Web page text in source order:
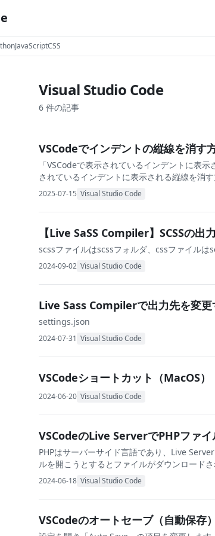
JavaScriptCSS
Visual Studio Code
6 件の記事
VSCodeでインデントの縦線を消す
「VSCodeで表示されているインデントに表
されているインデントに表示される縦線を消
2025-07-15 Visual Studio Code
【Live SaSS Compiler】SCSSの出
scssファイルはscssフォルダ、cssファイル
2024-09-02 Visual Studio Code
Live Sass Compilerで出力先を変更
settings.json
2024-07-31 Visual Studio Code
VSCodeショートカット（MacOS）
2024-06-20 Visual Studio Code
VSCodeのLive ServerでPHPファ
PHPはサーバーサイド言語であり、Live
ルを開こうとするとファイルがダウンロード
2024-06-18 Visual Studio Code
VSCodeのオートセーブ（自動保存